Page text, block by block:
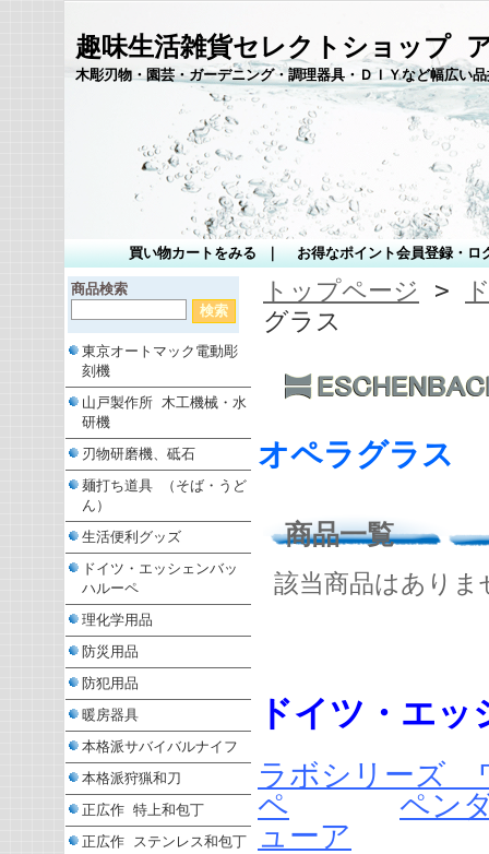
趣味生活雑貨セレクトショップ
木彫刃物・園芸・ガーデニング・調理器具・ＤＩＹなど幅広い
買い物カートをみる お得なポイント会員登録・ロ
商品検索
東京オートマック電動彫
刻機
山戸製作所 木工機械・水
研機
刃物研磨機、砥石
麺打ち道具 （そば・うど
ん）
生活便利グッズ
ドイツ・エッシェンバッ
ハルーペ
理化学用品
防災用品
防犯用品
暖房器具
本格派サバイバルナイフ
本格派狩猟和刀
正広作 特上和包丁
正広作 ステンレス和包丁
トップページ >
グラス
オペラグラス
商品一覧
該当商品はありま
ドイツ・エ
ラボシリーズ
ペ
ペン
ューア